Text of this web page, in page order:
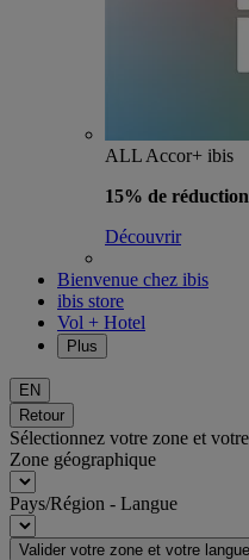
ALL Accor+ ibis
15% de
Découvrir
Bienvenue chez ibis
ibis store
Vol + Hotel
Plus
EN
Retour
Sélectionnez votre zone et
Zone géographique
Pays/Région - Langue
Valider votre zone et votre langue